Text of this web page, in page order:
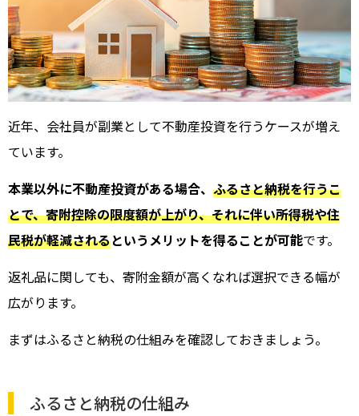
近年、会社員が副業として不動産投資を行うケースが増え
ています。
本業以外に不動産投資がある場合、 ふるさと納税を行うこ
とで、寄附控除の限度額が上がり、それに伴い所得税や住
民税が軽減されるというメリットを得ることが可能です。
返礼品に関しても、寄附金額が高くなれば選択できる幅が
広がります。
まずはふるさと納税の仕組みを確認しておきましょう。
ふるさと納税の仕組み